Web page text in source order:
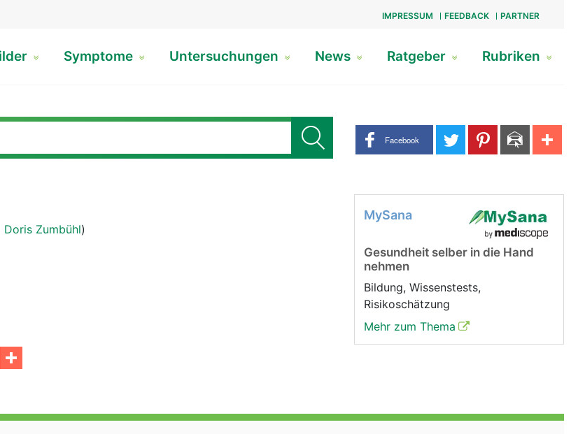
IMPRESSUM FEEDBACK PARTNER
Symptome Untersuchungen News Ratgeber Rubriken
Share buttons
Facebook
Doris Zumbühl)
MySana
Gesundheit selber in die Hand
nehmen
Bildung, Wissenstests,
Risikoschätzung
Mehr zum Thema